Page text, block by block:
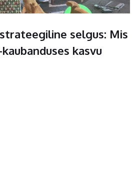
selgus: Mis
kasvu